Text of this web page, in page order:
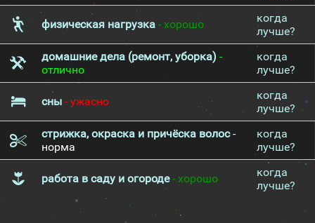
физическая нагрузка - хорошо
когда
лучше?
домашние дела (ремонт, уборка) -
отлично
когда
лучше?
сны - ужасно
когда
лучше?
стрижка, окраска и причёска волос-
норма
когда
лучше?
работа в саду и огороде- хорошо
когда
лучше?